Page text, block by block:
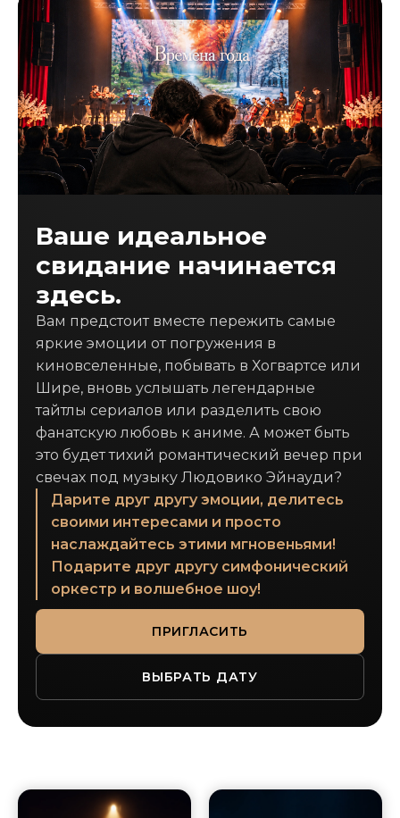
Ваше идеальное
свидание начинается
здесь.
Вам предстоит вместе пережить самые
яркие эмоции от погружения в
киновселенные, побывать в Хогвартсе или
Шире, вновь услышать легендарные
тайтлы сериалов или разделить свою
фанатскую любовь к аниме. А может быть
это будет тихий романтический вечер при
свечах под музыку Людовико Эйнауди?
Дарите друг другу эмоции, делитесь
своими интересами и просто
наслаждайтесь этими мгновеньями!
Подарите друг другу симфонический
оркестр и волшебное шоу!
ПРИГЛАСИТЬ
ВЫБРАТЬ ДАТУ